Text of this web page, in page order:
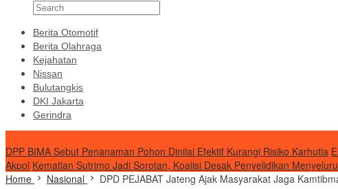
Berita Otomotif
Berita Olahraga
Kejahatan
Nissan
Bulutangkis
DKI Jakarta
Gerindra
DPP BIMA Sebut Penanaman Pohon Dinilai Efektif Kurangi Risiko Karhutla
Akpol Kematian Sutrimo Jadi Sorotan, Koalisi Desak Penyelidikan
Home
Nasional DPD PEJABAT Jateng Ajak Masyarakat Jaga